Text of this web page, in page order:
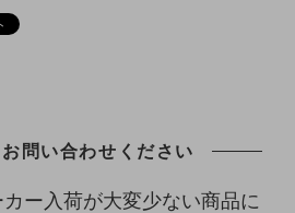
問い合わせください
ー入荷が大変少ない商品に